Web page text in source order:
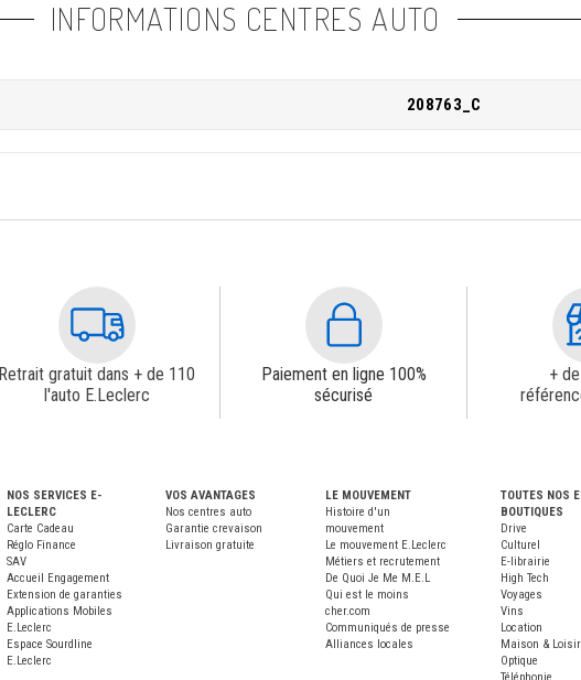
INFORMATIONS CENTRES AUTO
208763_C
Retrait gratuit dans + de 110
l'auto E.Leclerc
Paiement en ligne 100%
sécurisé
+
NOS SERVICES E-
LECLERC
Carte Cadeau
Réglo Finance
SAV
Accueil Engagement
Extension de garanties
Applications Mobiles
E.Leclerc
Espace Sourdline
E.Leclerc
VOS AVANTAGES
Nos centres auto
Garantie crevaison
Livraison gratuite
LE MOUVEMENT
Histoire d'un
mouvement
Le mouvement E.Leclerc
Métiers et recrutement
De Quoi Je Me M.E.L
Qui est le moins
cher.com
Communiqués de presse
Alliances locales
TOUTES NOS
BOUTIQUES
Drive
Culturel
E-librairie
High Tech
Voyages
Vins
Location
Maison &
Optique